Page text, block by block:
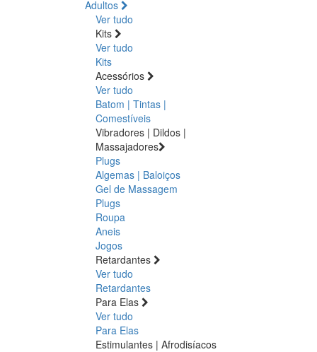
Adultos
Ver tudo
Kits
Ver tudo
Kits
Acessórios
Ver tudo
Batom | Tintas |
Comestíveis
Vibradores | Dildos |
Massajadores
Plugs
Algemas | Baloiços
Gel de Massagem
Plugs
Roupa
Aneis
Jogos
Retardantes
Ver tudo
Retardantes
Para Elas
Ver tudo
Para Elas
Estimulantes | Afrodisíacos